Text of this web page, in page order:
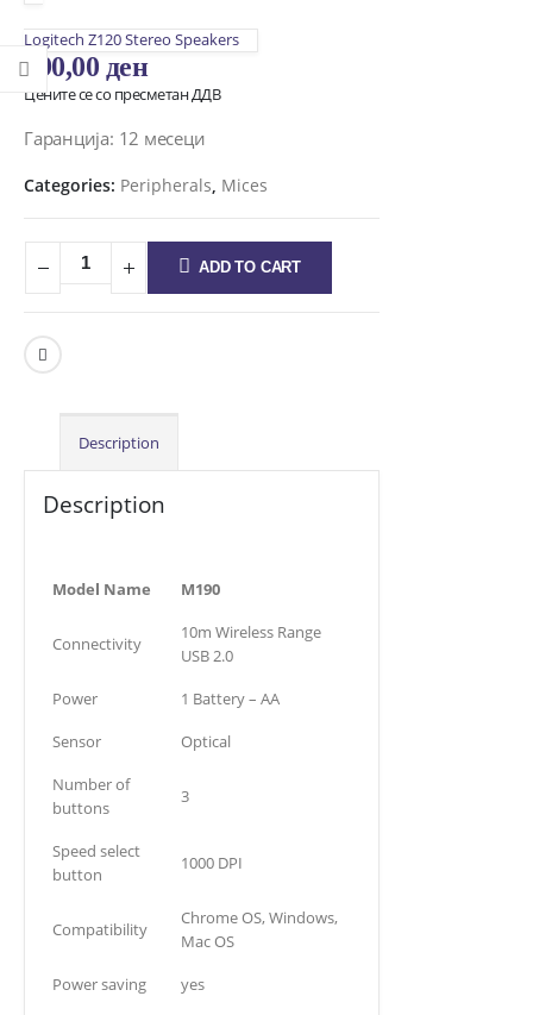
Logitech Z120 Stereo Speakers
790,00 ден
Цените се со пресметан ДДВ
Гаранција: 12 месеци
Categories: Peripherals, Mices
ADD TO CART
Description
Description
Model Name M190
Connectivity
10m Wireless Range
USB 2.0
Power
1 Battery – AA
Sensor
Optical
Number of
buttons
3
Speed select
button
1000 DPI
Compatibility
Chrome OS, Windows,
Mac OS
Power saving
yes